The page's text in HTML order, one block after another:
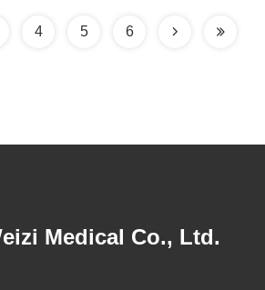
4 5 6
Medical Co., Ltd.